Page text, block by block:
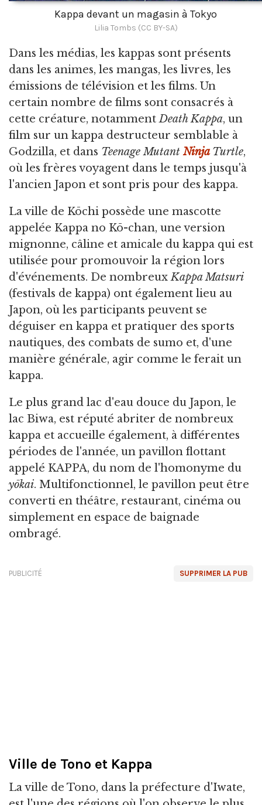
Kappa devant un magasin à Tokyo
Lilia Tombs (CC BY-SA)
Dans les médias, les kappas sont présents
dans les animes, les mangas, les livres, les
émissions de télévision et les films. Un
certain nombre de films sont consacrés à
cette créature, notammentDeath Kappa, un
film sur un kappa destructeur semblable à
Godzilla, et dans Teenage MutantNinjaTurtle,
où les frères voyagent dans le temps jusqu'à
l'ancien Japon et sont pris pour des kappa.
La ville de Kōchi possède une mascotte
appelée Kappa no Kō-chan, une version
mignonne, câline et amicale du kappa qui est
utilisée pour promouvoir la région lors
d'événements. De nombreuxKappa Matsuri
(festivals de kappa) ont également lieu au
Japon, où les participants peuvent se
déguiser en kappa et pratiquer des sports
nautiques, des combats de sumo et, d'une
manière générale, agir comme le ferait un
kappa.
Le plus grand lac d'eau douce du Japon, le
lac Biwa, est réputé abriter de nombreux
kappa et accueille également, à différentes
périodes de l'année, un pavillon flottant
appelé KAPPA, du nom de l'homonyme du
yōkai. Multifonctionnel, le pavillon peut être
converti en théâtre, restaurant, cinéma ou
simplement en espace de baignade
ombragé.
SUPPRIMER LA PUB
PUBLICITÉ
Ville de Tono et Kappa
La ville de Tono, dans la préfecture d'Iwate,